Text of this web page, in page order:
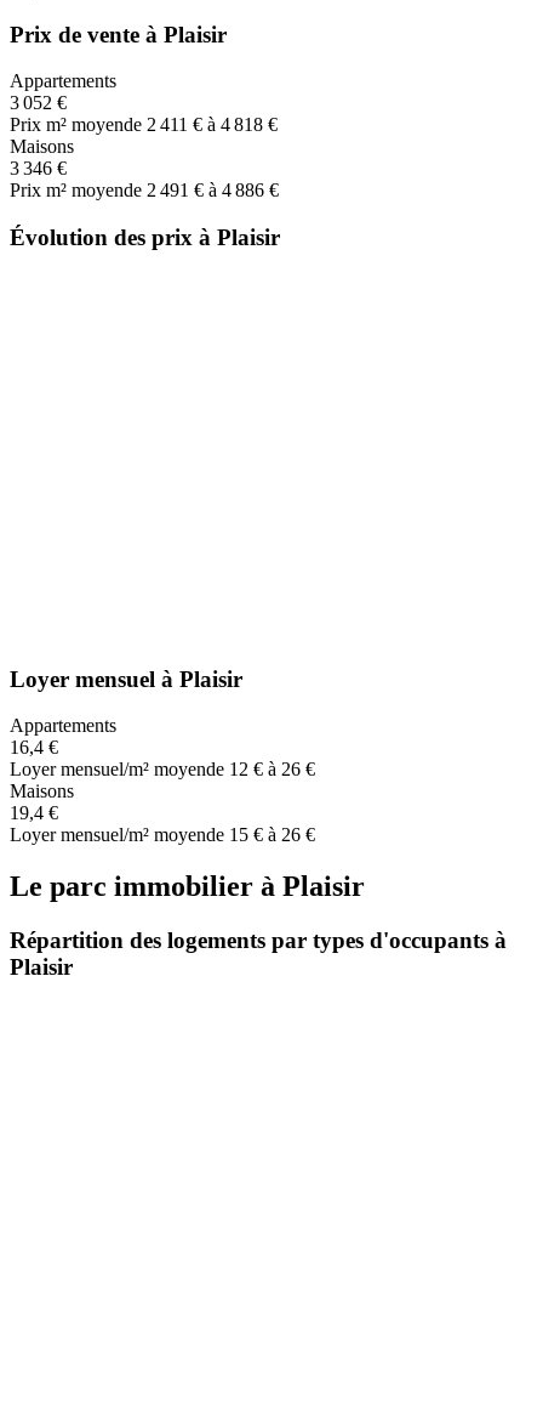
Prix de vente à Plaisir
Appartements
3 052 €
Prix m² moyende 2 411 € à 4 818 €
Maisons
3 346 €
Prix m² moyende 2 491 € à 4 886 €
Évolution des prix à Plaisir
Loyer mensuel à Plaisir
Appartements
16,4 €
Loyer mensuel/m² moyende 12 € à 26 €
Maisons
19,4 €
Loyer mensuel/m² moyende 15 € à 26 €
Le parc immobilier à Plaisir
Répartition des logements par types d'occupants à
Plaisir